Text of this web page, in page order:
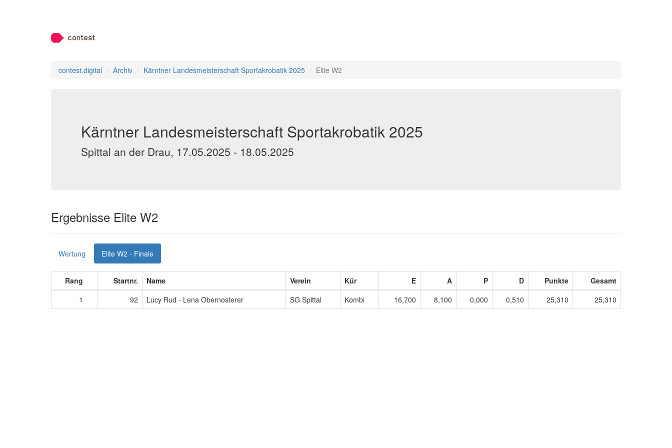
contest.digital Archiv Kärntner Landesmeisterschaft Sportakrobatik 2025 Elite W2
Kärntner Landesmeisterschaft Sportakrobatik 2025
Spittal an der Drau, 17.05.2025 - 18.05.2025
Ergebnisse Elite W2
Wertung Elite W2 - Finale
Rang Startnr. Name Verein Kür E A P D Punkte
Gesamt
1
92 Lucy Rud - Lena Obernosterer SG Spittal Kombi 16,700 8,100 0,000 0,510 25,310 25,310